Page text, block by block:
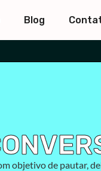
Blog
objetivo de pautar,